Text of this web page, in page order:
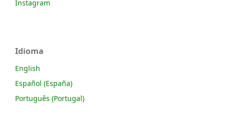
Instagram
Idioma
English
Español (España)
Português (Portugal)